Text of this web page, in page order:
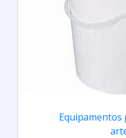
Equipamentos